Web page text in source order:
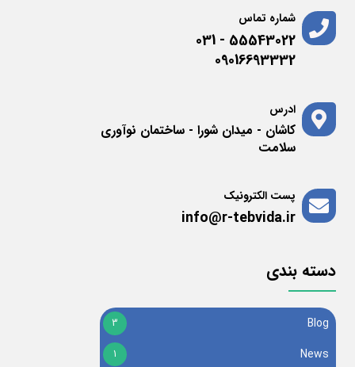
شماره تماس
55543022 - 031
09016693332
ادرس
کاشان - میدان شورا - ساختمان نوآوری
سلامت
پست الکترونیک
info@r-tebvida.ir
دسته بندی
Blog
3
News
1